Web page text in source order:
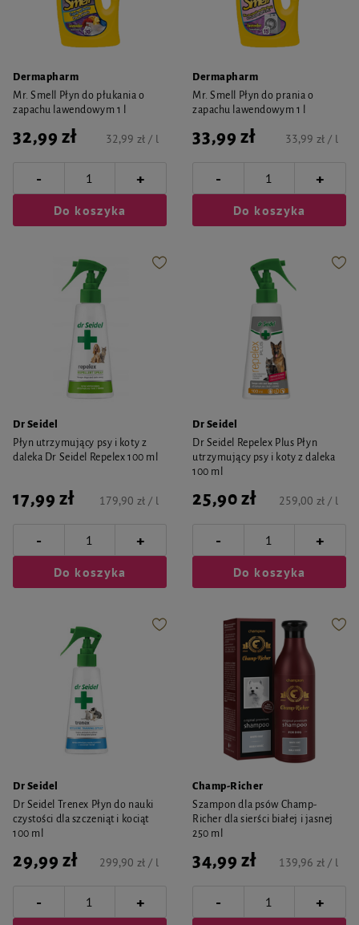
Dermapharm
Mr. Smell Płyn do płukania o
zapachu lawendowym 1 l
32,99 zł 32,99 zł / l
- +
Do koszyka
Dermapharm
Mr. Smell Płyn do prania o
zapachu lawendowym 1 l
33,99 zł 33,99 zł / l
- +
Do koszyka
Dr Seidel
Płyn utrzymujący psy i koty z
daleka Dr Seidel Repelex 100 ml
17,99 zł 179,90 zł / l
- +
Do koszyka
Dr Seidel
Dr Seidel Repelex Plus Płyn
utrzymujący psy i koty z daleka
100 ml
25,90 zł 259,00 zł / l
- +
Do koszyka
Dr Seidel
Dr Seidel Trenex Płyn do nauki
czystości dla szczeniąt i kociąt
100 ml
29,99 zł 299,90 zł / l
- +
Champ-Richer
Szampon dla psów Champ-
Richer dla sierści białej i jasnej
250 ml
34,99 zł 139,96 zł / l
- +